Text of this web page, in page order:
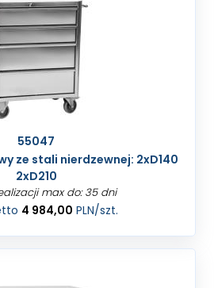
55047
ze stali nierdzewnej: 2xD140
2xD210
max do: 35 dni
4 984,00 PLN/szt.